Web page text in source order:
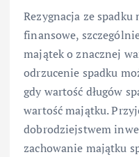
Rezygnacja ze
finansowe,
majątek o znacznej
odrzucenie spadku
gdy wartość długów
wartość majątku.
dobrodziejstwem
zachowanie majątku